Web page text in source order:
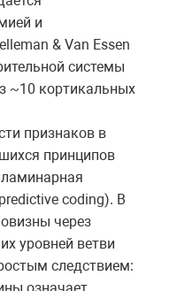
и
& Van Essen
системы
~10 кортикальных
признаков в
принципов
ламинарная
coding). В
через
уровней ветви
следствием: